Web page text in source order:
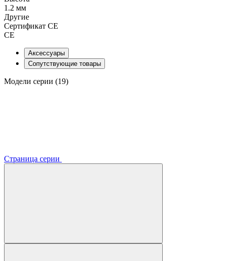
1.2 мм
Другие
Сертификат CE
CE
Аксессуары
Сопутствующие товары
Модели серии (19)
Страница серии